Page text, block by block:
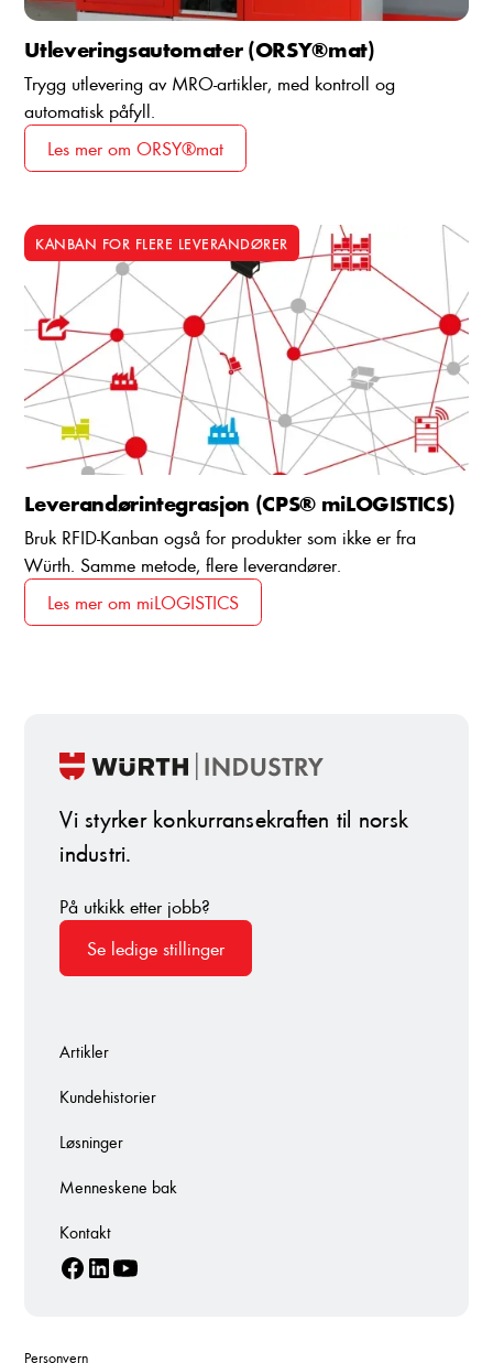
Utleveringsautomater (ORSY®mat)
Trygg utlevering av MRO-artikler, med kontroll og
automatisk påfyll.
Les mer om ORSY®mat
KANBAN FOR FLERE LEVERANDØRER
Leverandørintegrasjon (CPS® miLOGISTICS)
Bruk RFID-Kanban også for produkter som ikke er fra
Würth. Samme metode, flere leverandører.
Les mer om miLOGISTICS
Vi styrker konkurransekraften til norsk
industri.
På utkikk etter jobb?
Se ledige stillinger
Artikler
Kundehistorier
Løsninger
Menneskene bak
Kontakt
Personvern